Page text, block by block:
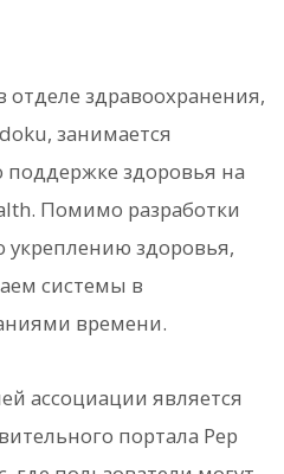
здравоохранения,
занимается
здоровья на
Помимо разработки
здоровья,
системы в
времени.
ассоциации является
портала Pep